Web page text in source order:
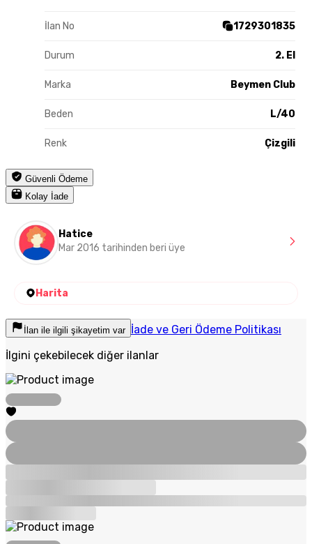
İlan No 1729301835
Durum 2. El
Marka Beymen Club
Beden L/40
Renk Çizgili
Güvenli Ödeme
Kolay İade
Hatice
Mar 2016 tarihinden beri üye
Harita
İlan ile ilgili şikayetim var İade ve Geri Ödeme Politikası
İlgini çekebilecek diğer ilanlar